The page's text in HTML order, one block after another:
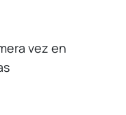
vez en